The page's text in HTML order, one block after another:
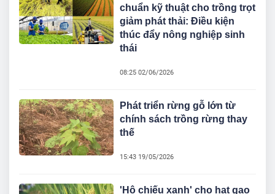
chuẩn kỹ thuật cho trồng trọt
giảm phát thải: Điều kiện
thúc đẩy nông nghiệp sinh
thái
08:25 02/06/2026
Phát triển rừng gỗ lớn từ
chính sách trồng rừng thay
thế
15:43 19/05/2026
'Hộ chiếu xanh' cho hạt gạo